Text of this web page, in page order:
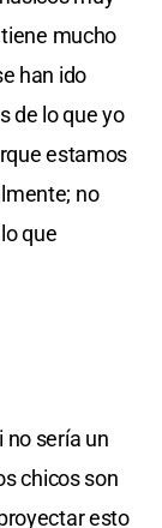
mucho
han ido
de lo que yo
estamos
no
que
no sería un
chicos son
esto